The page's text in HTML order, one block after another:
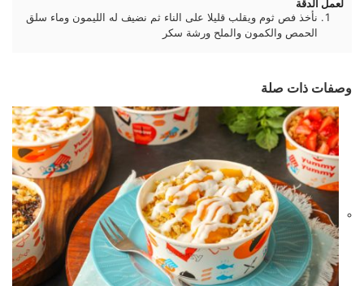
لعمل الدقة
نأخذ فص ثوم ويقلب قليلا على الناء ثم نضيف له الليمون وماء سلق
الحمص والكمون والملح ورشة سكر
وصفات ذات صلة